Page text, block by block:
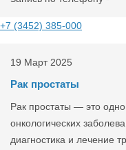
+7 (3452) 385-000
19 Март 2025
Рак простаты
Рак простаты — это
онкологических
диагностика и лечение